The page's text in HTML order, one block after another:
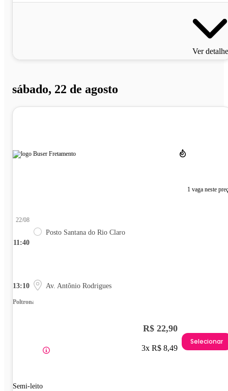
Ver
sábado, 22 de agosto
1 vaga neste
11:40
22/08
Posto Santana do Rio Claro
13:10 Av. Antônio Rodrigues
Poltrona
Semi-leito
R$ 22,90
3x R$ 8,49
Selecionar